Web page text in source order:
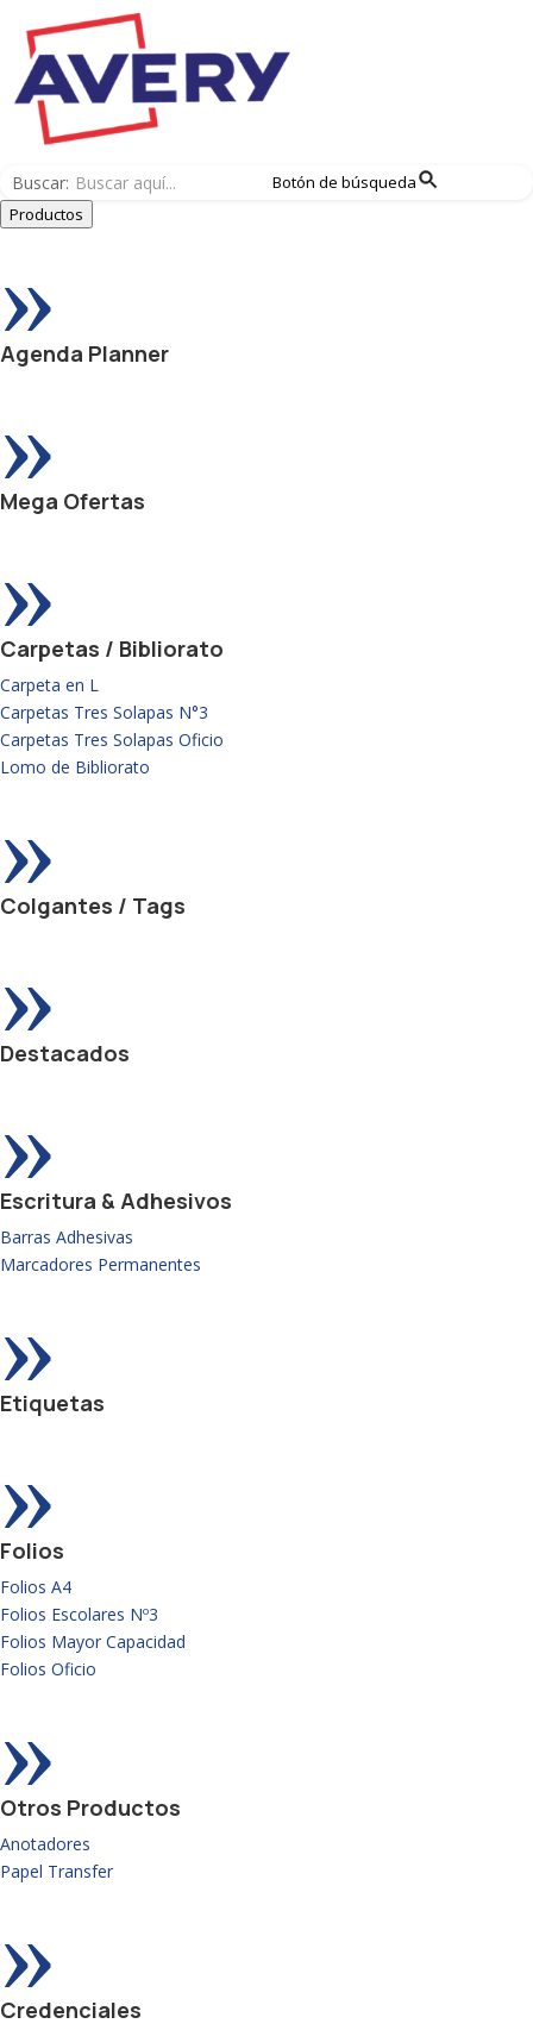
Buscar:
Botón de búsqueda
Productos
»
Agenda Planner
»
Mega Ofertas
»
Carpetas / Bibliorato
Carpeta en L
Carpetas Tres Solapas N°3
Carpetas Tres Solapas Oficio
Lomo de Bibliorato
»
Colgantes / Tags
»
Destacados
»
Escritura & Adhesivos
Barras Adhesivas
Marcadores Permanentes
»
Etiquetas
»
Folios
Folios A4
Folios Escolares Nº3
Folios Mayor Capacidad
Folios Oficio
»
Otros Productos
Anotadores
Papel Transfer
»
Credenciales